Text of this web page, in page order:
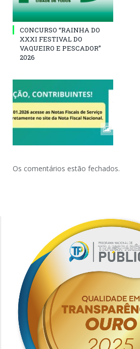
CONCURSO “RAINHA DO
XXXI FESTIVAL DO
VAQUEIRO E PESCADOR”
2026
Os comentários estão fechados.